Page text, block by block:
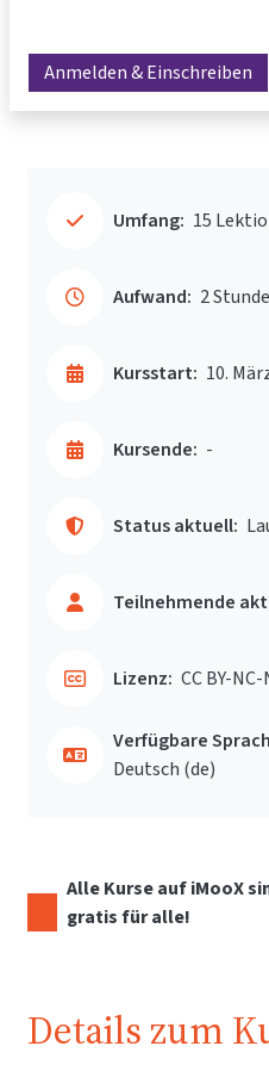
Anmelden & Einschreiben
Umfang: 15
Aufwand: 2
Kursstart: 10.
Kursende: -
Status aktuell:
Teilnehmende
Lizenz: CC BY-NC-
Verfügbare
Deutsch ‎(de)‎
Alle Kurse auf iMooX
gratis für alle!
Details zum